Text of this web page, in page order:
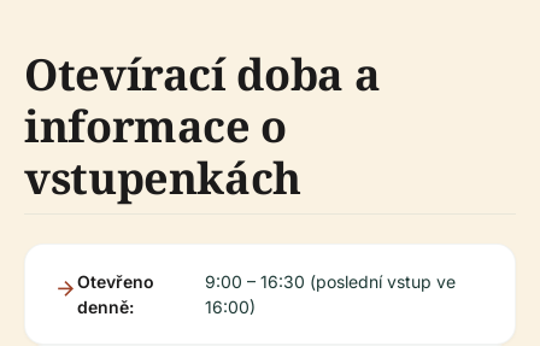
Otevírací doba a
informace o
vstupenkách
Otevřeno
denně:
9:00 – 16:30 (poslední vstup ve
16:00)